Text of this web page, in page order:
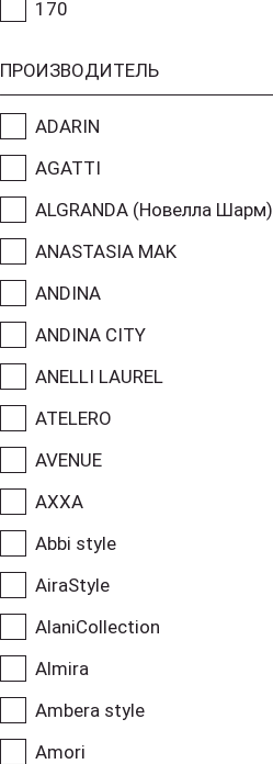
170
ПРОИЗВОДИТЕЛЬ
ADARIN
AGATTI
ALGRANDA (Новелла Шарм)
ANASTASIA MAK
ANDINA
ANDINA CITY
ANELLI LAUREL
ATELERO
AVENUE
AXXA
Abbi style
AiraStyle
AlaniCollection
Almira
Ambera style
Amori